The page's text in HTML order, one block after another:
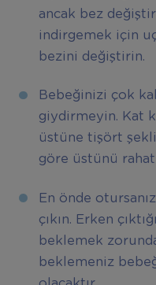
ancak bez
indirgemek için
bezini değiştirin.
Bebeğinizi çok
giydirmeyin. Kat
üstüne tişört
göre üstünü
En önde
çıkın. Erken
beklemek
beklemeniz